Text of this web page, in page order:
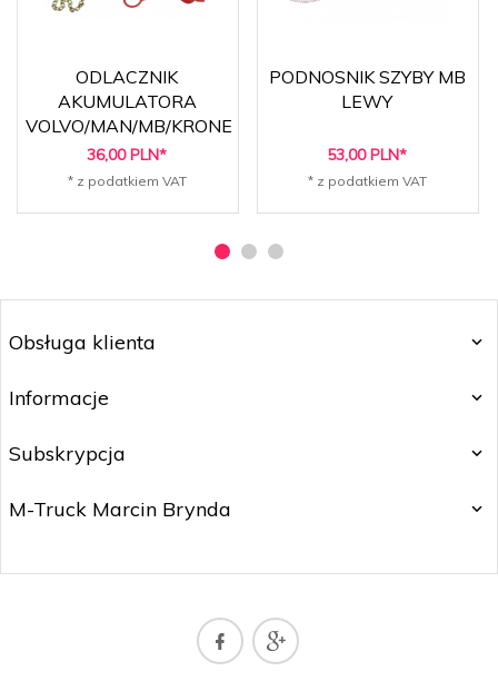
ODLACZNIK
AKUMULATORA
VOLVO/MAN/MB/KRONE
36,00 PLN*
* z podatkiem VAT
PODNOSNIK SZYBY MB
LEWY
53,00 PLN*
* z podatkiem VAT
Obsługa klienta
Informacje
Subskrypcja
M-Truck Marcin Brynda
sklepmtruck@gmail.com